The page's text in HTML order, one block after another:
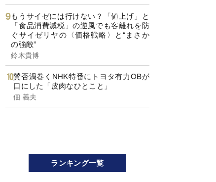
もうサイゼには行けない？「値上げ」と
「食品消費減税」の逆風でも客離れを防
ぐサイゼリヤの〈価格戦略〉と“まさか
の強敵”
鈴木貴博
賛否渦巻くNHK特番にトヨタ有力OBが
口にした「皮肉なひとこと」
佃 義夫
ランキング一覧